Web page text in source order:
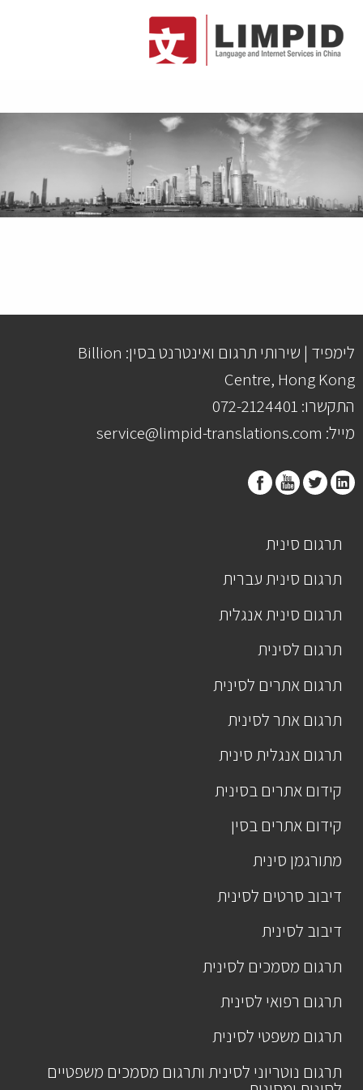
לימפיד | שירותי תרגום ואינטרנט בסין: Billion
Centre, Hong Kong
התקשרו: 072-2124401
מייל: service@limpid-translations.com
תרגום סינית
תרגום סינית עברית
תרגום סינית אנגלית
תרגום לסינית
תרגום אתרים לסינית
תרגום אתר לסינית
תרגום אנגלית סינית
קידום אתרים בסינית
קידום אתרים בסין
מתורגמן סינית
דיבוב סרטים לסינית
דיבוב לסינית
תרגום מסמכים לסינית
תרגום רפואי לסינית
תרגום משפטי לסינית
תרגום נוטריוני לסינית ותרגום מסמכים משפטיים